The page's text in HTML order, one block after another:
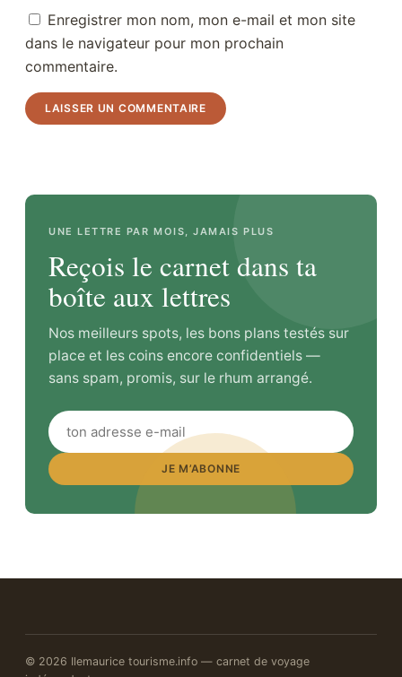
Enregistrer mon nom, mon e-mail et mon site
dans le navigateur pour mon prochain
commentaire.
UNE LETTRE PAR MOIS, JAMAIS PLUS
Reçois le carnet dans ta
boîte aux lettres
Nos meilleurs spots, les bons plans testés sur
place et les coins encore confidentiels —
sans spam, promis, sur le rhum arrangé.
JE M’ABONNE
© 2026 Ilemaurice tourisme.info — carnet de voyage